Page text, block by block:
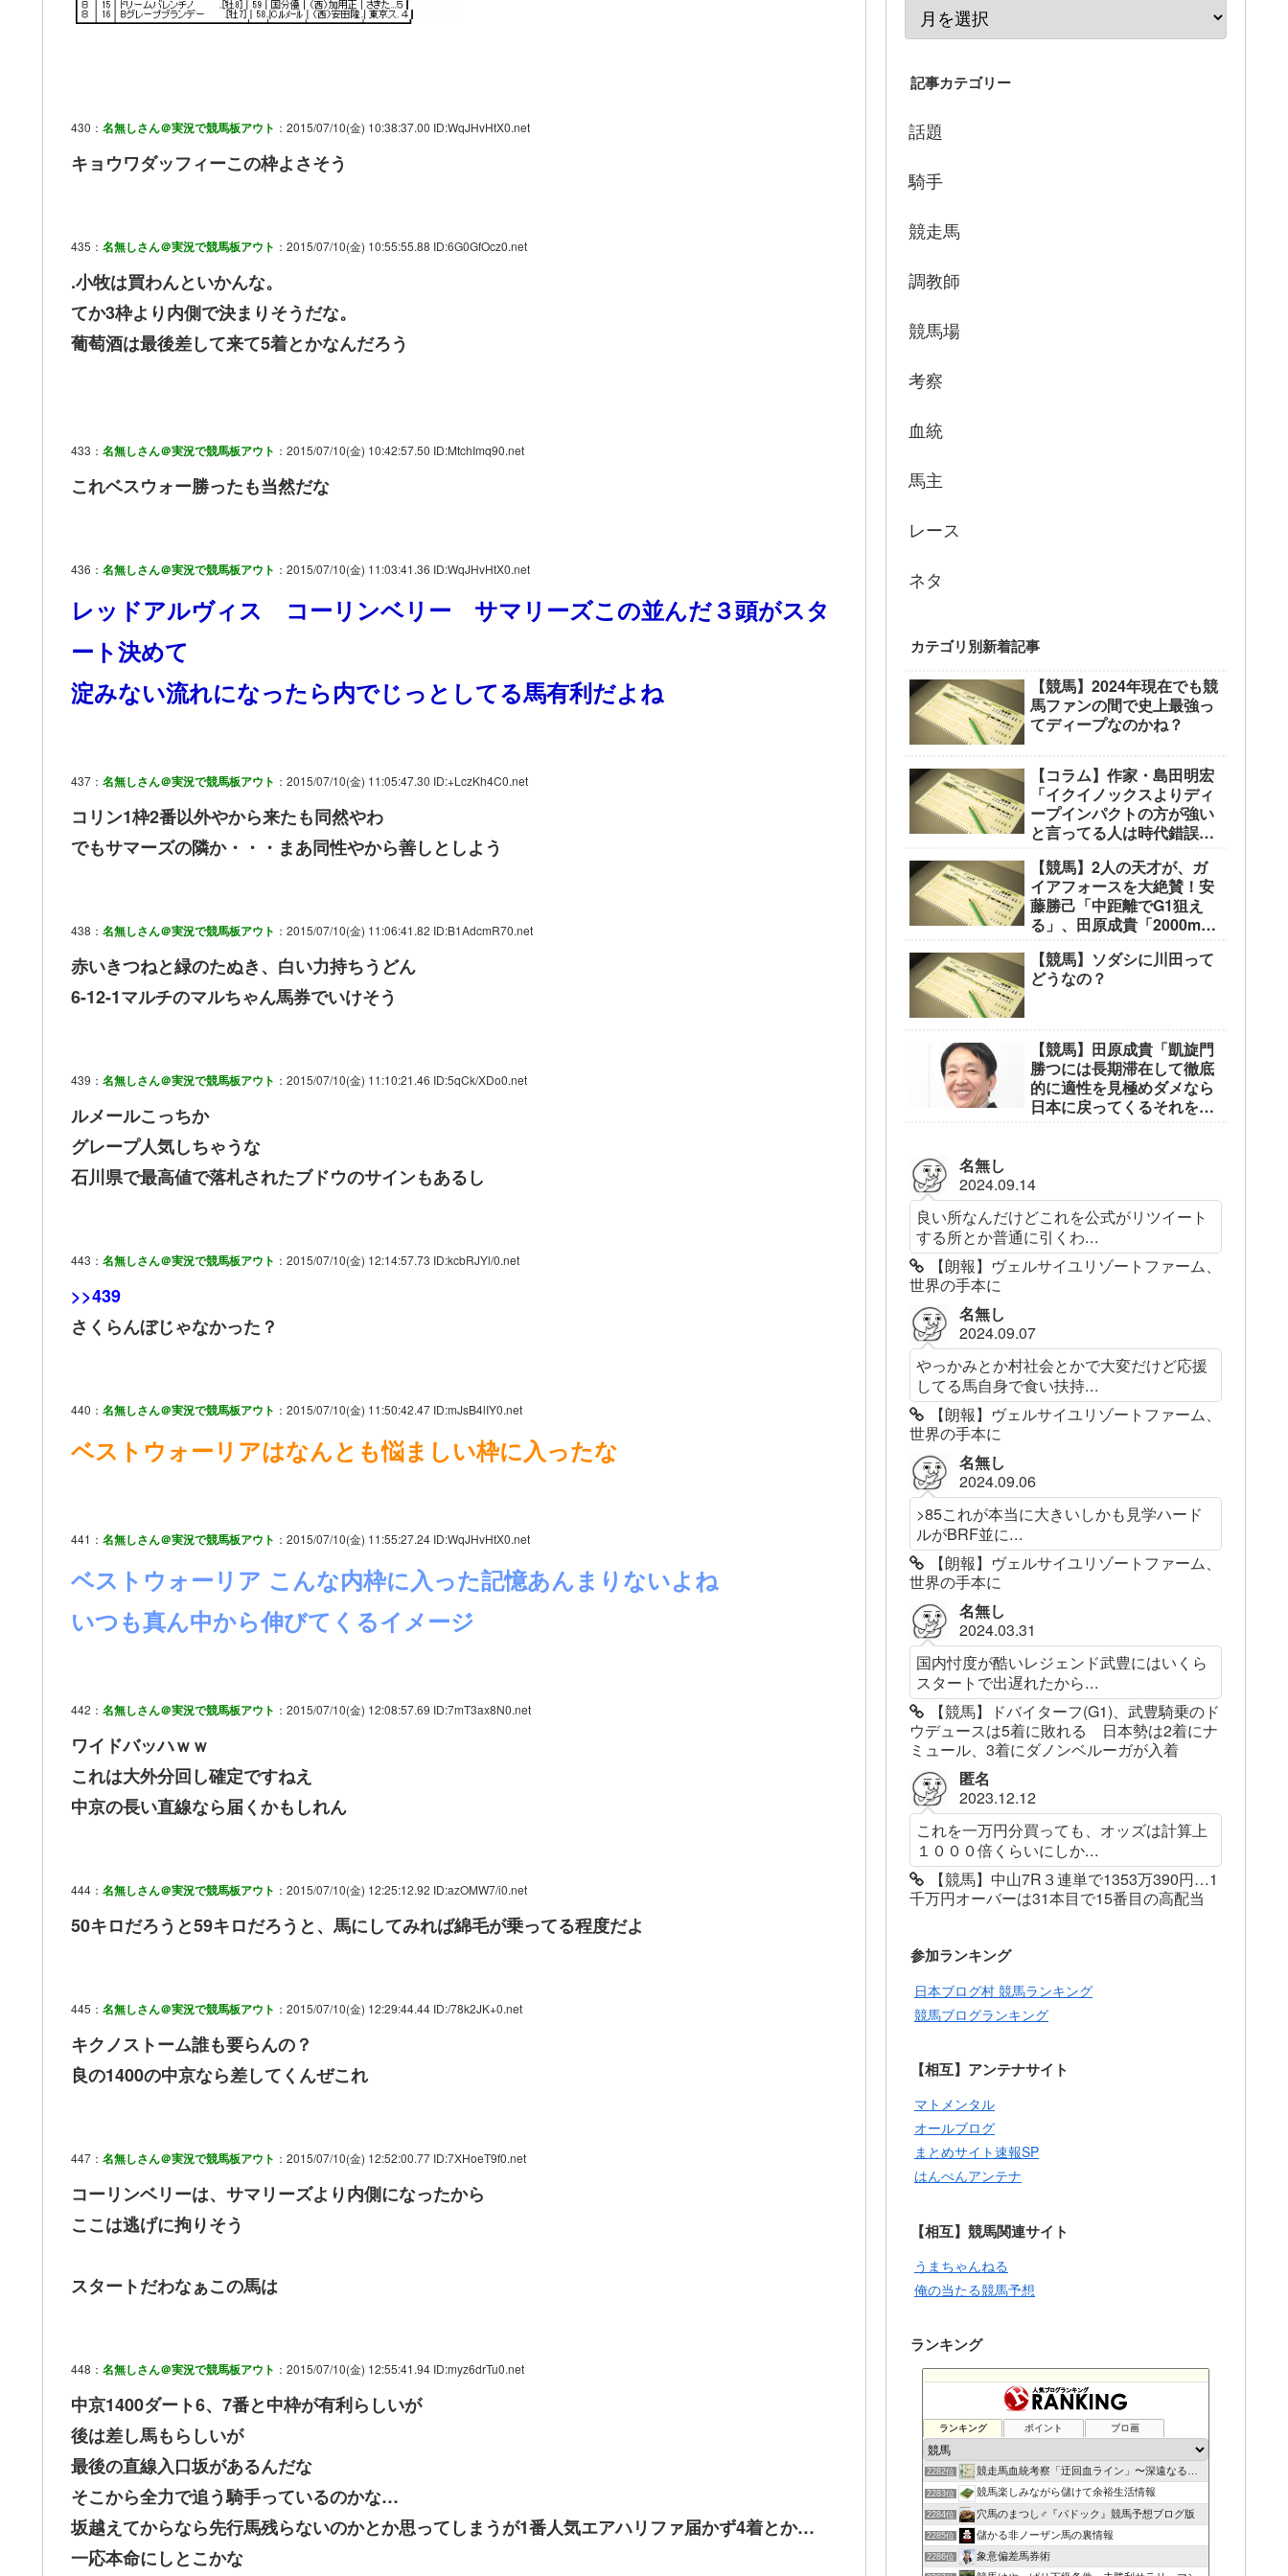
430： 名無しさん＠実況で競馬板アウト ：2015/07/10(金) 10:38:37.00 ID:WqJHvHtX0.net
キョウワダッフィーこの枠よさそう
435： 名無しさん＠実況で競馬板アウト ：2015/07/10(金) 10:55:55.88 ID:6G0GfOcz0.net
.小牧は買わんといかんな。
てか3枠より内側で決まりそうだな。
葡萄酒は最後差して来て5着とかなんだろう
433： 名無しさん＠実況で競馬板アウト ：2015/07/10(金) 10:42:57.50 ID:MtchImq90.net
これベスウォー勝ったも当然だな
436： 名無しさん＠実況で競馬板アウト ：2015/07/10(金) 11:03:41.36 ID:WqJHvHtX0.net
レッドアルヴィス コーリンベリー サマリーズこの並んだ３頭がスタ
ート決めて
淀みない流れになったら内でじっとしてる馬有利だよね
437： 名無しさん＠実況で競馬板アウト ：2015/07/10(金) 11:05:47.30 ID:+LczKh4C0.net
コリン1枠2番以外やから来たも同然やわ
でもサマーズの隣か・・・まあ同性やから善しとしよう
438： 名無しさん＠実況で競馬板アウト ：2015/07/10(金) 11:06:41.82 ID:B1AdcmR70.net
赤いきつねと緑のたぬき、白い力持ちうどん
6-12-1マルチのマルちゃん馬券でいけそう
439： 名無しさん＠実況で競馬板アウト ：2015/07/10(金) 11:10:21.46 ID:5qCk/XDo0.net
ルメールこっちか
グレープ人気しちゃうな
石川県で最高値で落札されたブドウのサインもあるし
443： 名無しさん＠実況で競馬板アウト ：2015/07/10(金) 12:14:57.73 ID:kcbRJYl/0.net
>>439
さくらんぼじゃなかった？
440： 名無しさん＠実況で競馬板アウト ：2015/07/10(金) 11:50:42.47 ID:mJsB4lIY0.net
ベストウォーリアはなんとも悩ましい枠に入ったな
441： 名無しさん＠実況で競馬板アウト ：2015/07/10(金) 11:55:27.24 ID:WqJHvHtX0.net
ベストウォーリア こんな内枠に入った記憶あんまりないよね
いつも真ん中から伸びてくるイメージ
442： 名無しさん＠実況で競馬板アウト ：2015/07/10(金) 12:08:57.69 ID:7mT3ax8N0.net
ワイドバッハｗｗ
これは大外分回し確定ですねえ
中京の長い直線なら届くかもしれん
444： 名無しさん＠実況で競馬板アウト ：2015/07/10(金) 12:25:12.92 ID:azOMW7/i0.net
50キロだろうと59キロだろうと、馬にしてみれば綿毛が乗ってる程度だよ
445： 名無しさん＠実況で競馬板アウト ：2015/07/10(金) 12:29:44.44 ID:/78k2JK+0.net
キクノストーム誰も要らんの？
良の1400の中京なら差してくんぜこれ
447： 名無しさん＠実況で競馬板アウト ：2015/07/10(金) 12:52:00.77 ID:7XHoeT9f0.net
コーリンベリーは、サマリーズより内側になったから
ここは逃げに拘りそう
スタートだわなぁこの馬は
448： 名無しさん＠実況で競馬板アウト ：2015/07/10(金) 12:55:41.94 ID:myz6drTu0.net
中京1400ダート6、7番と中枠が有利らしいが
後は差し馬もらしいが
最後の直線入口坂があるんだな
そこから全力で追う騎手っているのかな…
坂越えてからなら先行馬残らないのかとか思ってしまうが1番人気エアハリファ届かず4着とか…
一応本命にしとこかな
記事カテゴリー
話題
騎手
競走馬
調教師
競馬場
考察
血統
馬主
レース
ネタ
カテゴリ別新着記事
【競馬】2024年現在でも競
馬ファンの間で史上最強っ
てディープなのかね？
【コラム】作家・島田明宏
「イクイノックスよりディ
ープインパクトの方が強い
と言ってる人は時代錯誤の
【競馬】2人の天才が、ガ
イアフォースを大絶賛！安
藤勝己「中距離でG1狙え
る」、田原成貴「2000mな
【競馬】ソダシに川田って
どうなの？
【競馬】田原成貴「凱旋門
勝つには長期滞在して徹底
的に適性を見極めダメなら
日本に戻ってくるそれを繰
名無し
2024.09.14
良い所なんだけどこれを公式がリツイート
する所とか普通に引くわ...
【朗報】ヴェルサイユリゾートファーム、
世界の手本に
名無し
2024.09.07
やっかみとか村社会とかで大変だけど応援
してる馬自身で食い扶持...
【朗報】ヴェルサイユリゾートファーム、
世界の手本に
名無し
2024.09.06
>85これが本当に大きいしかも見学ハード
ルがBRF並に...
【朗報】ヴェルサイユリゾートファーム、
世界の手本に
名無し
2024.03.31
国内忖度が酷いレジェンド武豊にはいくら
スタートで出遅れたから...
【競馬】ドバイターフ(G1)、武豊騎乗のド
ウデュースは5着に敗れる 日本勢は2着にナ
ミュール、3着にダノンベルーガが入着
匿名
2023.12.12
これを一万円分買っても、オッズは計算上
１０００倍くらいにしか...
【競馬】中山7R３連単で1353万390円…1
千万円オーバーは31本目で15番目の高配当
参加ランキング
日本ブログ村 競馬ランキング
競馬ブログランキング
【相互】アンテナサイト
マトメンタル
オールブログ
まとめサイト速報SP
はんぺんアンテナ
【相互】競馬関連サイト
うまちゃんねる
俺の当たる競馬予想
ランキング
ランキング ポイント ブロ画
2282位 競走馬血統考察「迂回血ライン」〜深遠なる血の連鎖〜
2283位 競馬楽しみながら儲けて余裕生活情報
2284位 穴馬のまつし♂『パドック』競馬予想ブログ版
2285位 儲かる非ノーザン馬の裏情報
2286位 象意偏差馬券術